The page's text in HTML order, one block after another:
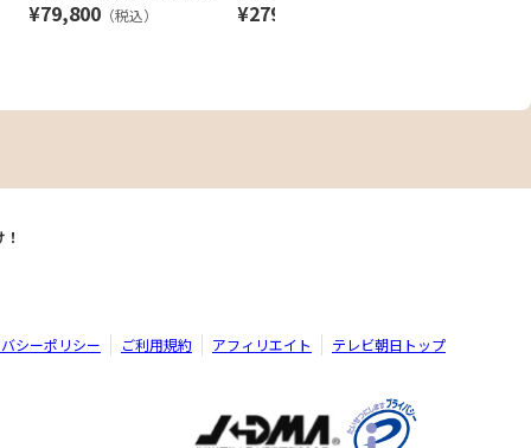
秀隆
¥79,800 （税込） ¥279,800
シーポリシー ご利用規約 アフィリエイト テレビ朝日トップ